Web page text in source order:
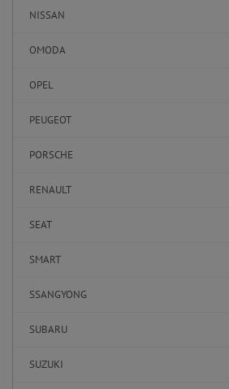
NISSAN
OMODA
OPEL
PEUGEOT
PORSCHE
RENAULT
SEAT
SMART
SSANGYONG
SUBARU
SUZUKI